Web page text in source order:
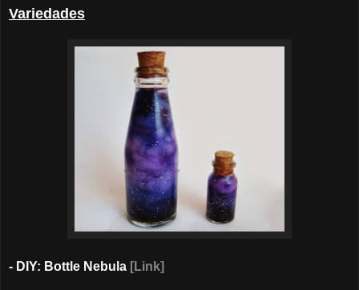
Variedades
- DIY: Bottle Nebula [Link]